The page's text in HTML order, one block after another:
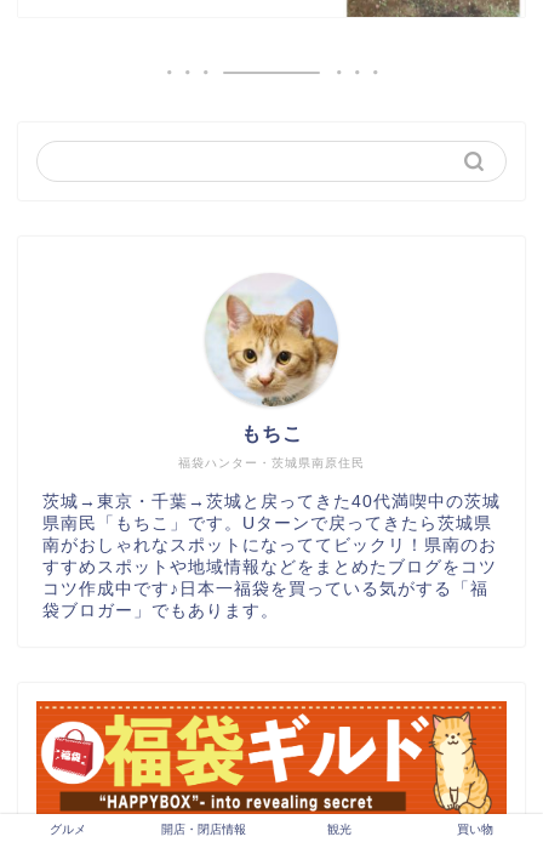
福袋ハンター・茨城県南原住民
もちこ
茨城→東京・千葉→茨城と戻ってきた40代満喫中の茨城
県南民「もちこ」です。Uターンで戻ってきたら茨城県
南がおしゃれなスポットになっててビックリ！県南のお
すすめスポットや地域情報などをまとめたブログをコツ
コツ作成中です♪日本一福袋を買っている気がする「福
袋ブロガー」でもあります。
福袋情報・中身ネタバレブログ「福袋ギルド」はこち
グルメ 開店・閉店情報 観光 買い物